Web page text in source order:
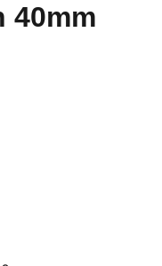
40mm